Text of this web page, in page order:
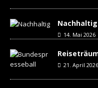
14. Mai 2026
21. April 2026